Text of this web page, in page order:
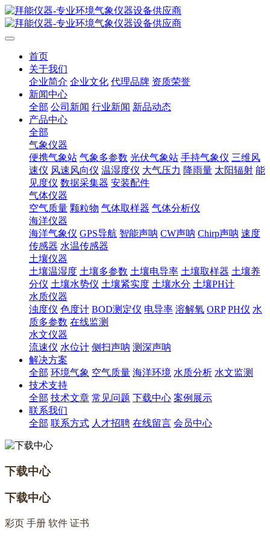
首页
关于我们
企业简介 企业文化 代理品牌 资质荣誉
新闻中心
全部 公司新闻 行业新闻 新品动态
产品中心
全部
气象仪器
便携气象站 气象多参数 光伏气象站 手持气象仪 三维风
速仪 风速风向仪 温湿度仪 大气压力 降雨量 太阳辐射 能
见度仪 数据采集器 安装配件
气体仪器
空气质量 颗粒物 气体取样器 气体分析仪
海洋仪器
海洋气象仪 GPS导航 智能声呐 CW声呐 Chirp声呐 速度
传感器 水温传感器
土壤仪器
土壤温湿度 土壤多参数 土壤电导率 土壤取样器 土壤养
分仪 土壤水势仪 土壤紧实度 土壤水分 土壤PH计
水质仪器
浊度仪 色度计 BOD测定仪 电导率 溶解氧 ORP PH仪 水
质多参数 在线监测
水文仪器
流速仪 水位计 侧扫声呐 测深声呐
解决方案
全部 环境气象 空气质量 海洋环境 水质分析 水文监测
技术支持
全部 技术文章 常见问题 下载中心 案例展示
联系我们
全部 联系方式 人才招聘 在线留言 会员中心
下载中心
下载中心
彩页 手册 软件 证书